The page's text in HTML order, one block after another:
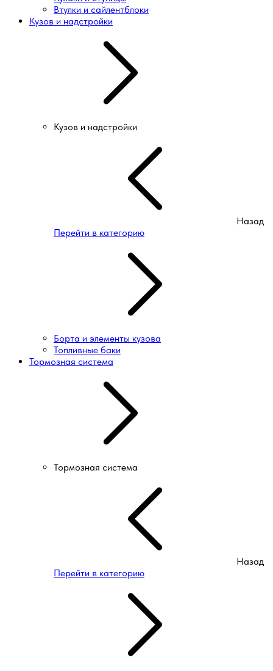
Втулки и сайлентблоки
Кузов и надстройки
Кузов и надстройки
Назад
Перейти в категорию
Борта и элементы кузова
Топливные баки
Тормозная система
Тормозная система
Назад
Перейти в категорию